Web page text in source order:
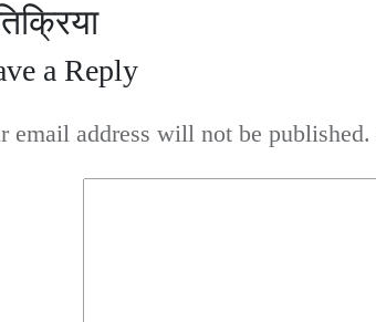
a Reply
email address will not be published.